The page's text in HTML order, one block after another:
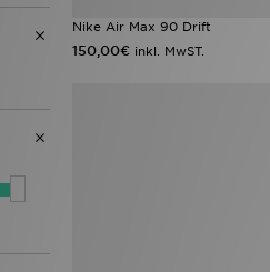
Nike Air Max 90 Drift
150,00€ inkl. MwST.